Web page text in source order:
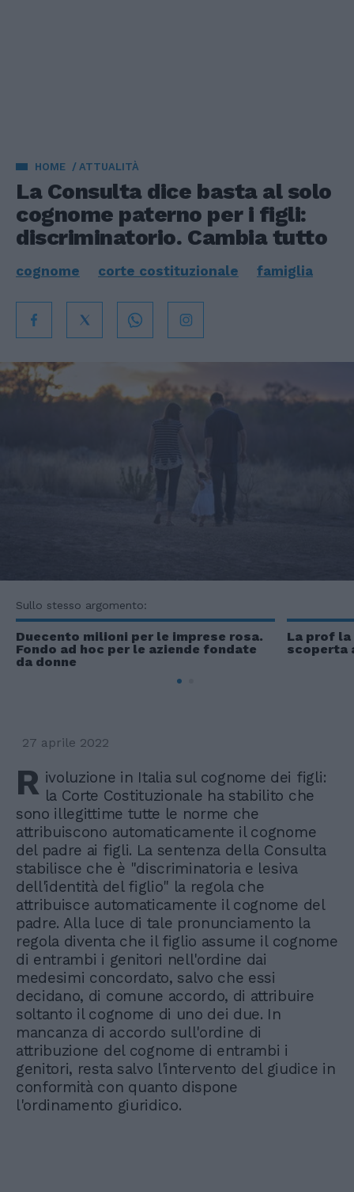
HOME ATTUALITÀ
La Consulta dice basta al solo
cognome paterno per i figli:
discriminatorio. Cambia tutto
cognome corte costituzionale famiglia
Sullo stesso argomento:
Duecento milioni per le imprese rosa.
Fondo ad hoc per le aziende fondate
da donne
La prof
scoperta
27 aprile 2022
R ivoluzione in Italia sul cognome dei figli:
la Corte Costituzionale ha stabilito che
sono illegittime tutte le norme che
attribuiscono automaticamente il cognome
del padre ai figli. La sentenza della Consulta
stabilisce che è "discriminatoria e lesiva
dell'identità del figlio" la regola che
attribuisce automaticamente il cognome del
padre. Alla luce di tale pronunciamento la
regola diventa che il figlio assume il cognome
di entrambi i genitori nell'ordine dai
medesimi concordato, salvo che essi
decidano, di comune accordo, di attribuire
soltanto il cognome di uno dei due. In
mancanza di accordo sull'ordine di
attribuzione del cognome di entrambi i
genitori, resta salvo l'intervento del giudice in
conformità con quanto dispone
l'ordinamento giuridico.